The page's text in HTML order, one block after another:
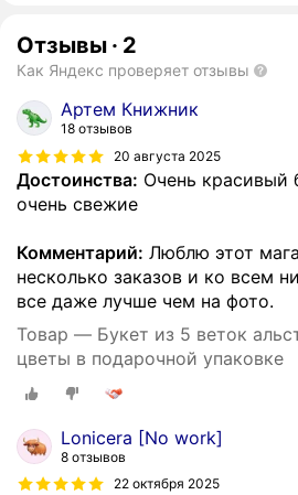
Отзывы · 2
Как Яндекс проверяет отзывы
Артем Книжник
18 отзывов
20 августа 2025
Достоинства: Очень красивый
очень свежие
Комментарий: Люблю этот
несколько заказов и ко всем
все даже лучше чем на фото.
Товар — Букет из 5 веток
цветы в подарочной упаковке
Lonicera [No work]
8 отзывов
22 октября 2025